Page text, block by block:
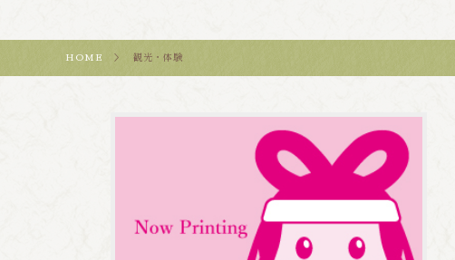
HOME ＞ 観光・体験